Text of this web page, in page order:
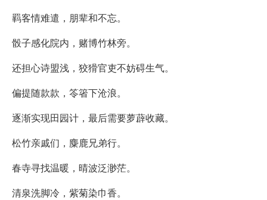
羁客情难遣，朋辈和不忘。
骰子感化院内，赌博竹林旁。
还担心诗盟浅，狡猾官吏不妨碍生气。
偏提随款款，笭箵下沧浪。
逐渐实现田园计，最后需要萝薜收藏。
松竹亲戚们，麋鹿兄弟行。
春寺寻找温暖，晴波泛渺茫。
清泉洗脚冷，紫菊染巾香。